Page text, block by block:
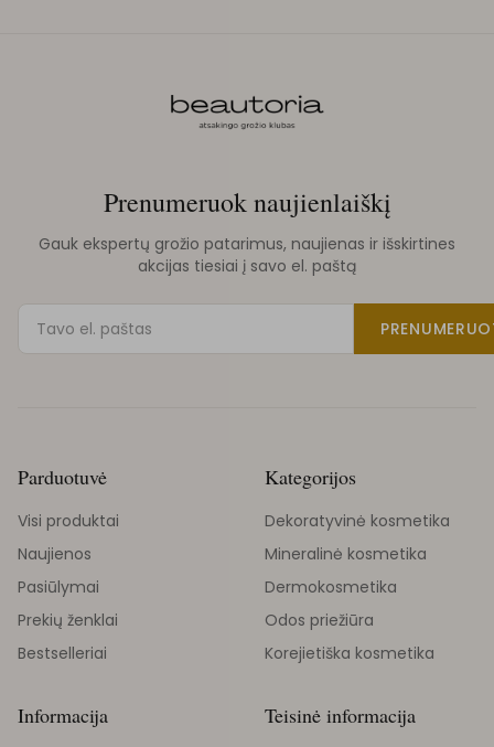
Prenumeruok naujienlaiškį
Gauk ekspertų grožio patarimus, naujienas ir išskirtines
akcijas tiesiai į savo el. paštą
Parduotuvė
Visi produktai
Naujienos
Pasiūlymai
Prekių ženklai
Bestselleriai
Kategorijos
Dekoratyvinė kosmetika
Mineralinė kosmetika
Dermokosmetika
Odos priežiūra
Korejietiška kosmetika
Informacija Teisinė informacija